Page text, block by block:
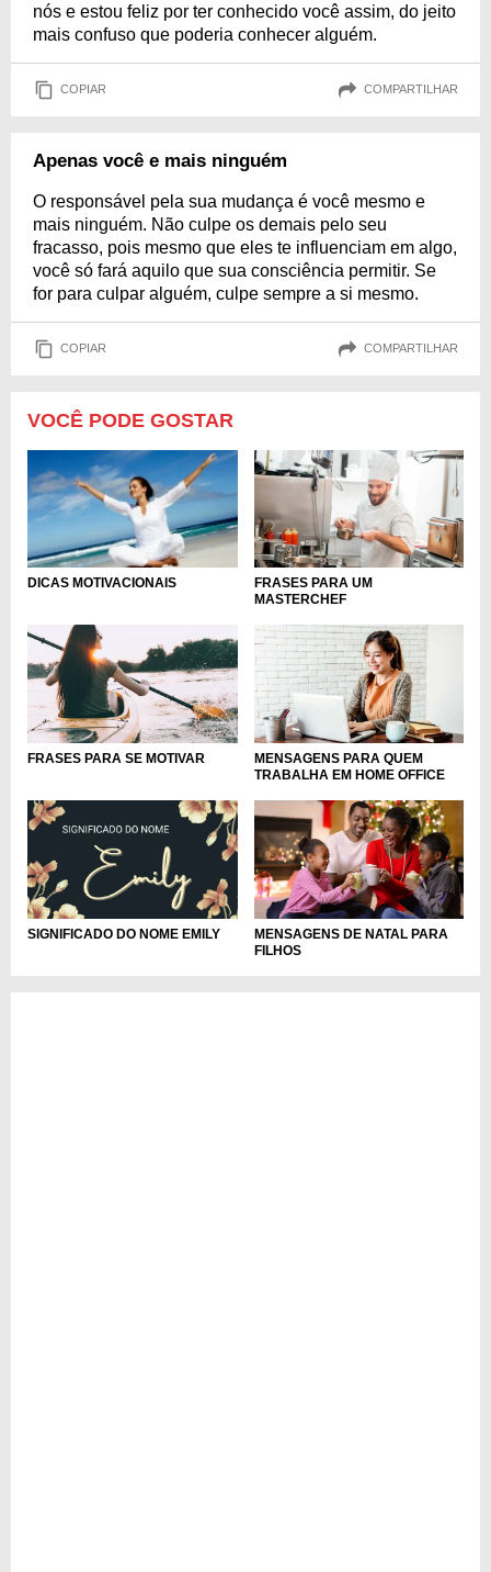
nós e estou feliz por ter conhecido você assim, do jeito
mais confuso que poderia conhecer alguém.
COPIAR COMPARTILHAR
Apenas você e mais ninguém
O responsável pela sua mudança é você mesmo e
mais ninguém. Não culpe os demais pelo seu
fracasso, pois mesmo que eles te influenciam em algo,
você só fará aquilo que sua consciência permitir. Se
for para culpar alguém, culpe sempre a si mesmo.
COPIAR COMPARTILHAR
VOCÊ PODE GOSTAR
DICAS MOTIVACIONAIS
FRASES PARA UM
MASTERCHEF
FRASES PARA SE MOTIVAR
MENSAGENS PARA QUEM
TRABALHA EM HOME OFFICE
SIGNIFICADO DO NOME EMILY
MENSAGENS DE NATAL PARA
FILHOS